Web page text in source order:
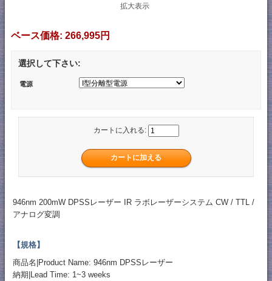
拡大表示
ベース価格: 266,995円
選択して下さい:
電源
カートに入れる:
946nm 200mW DPSSレーザー IR ラボレーザーシステム CW / TTL /
アナログ変調
【規格】
商品名|Product Name: 946nm DPSSレーザー
納期|Lead Time: 1~3 weeks